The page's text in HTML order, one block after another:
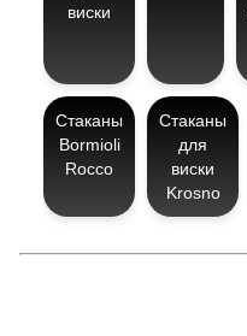
виски
Стаканы
Bormioli
Rocco
Стаканы
для
виски
Krosno